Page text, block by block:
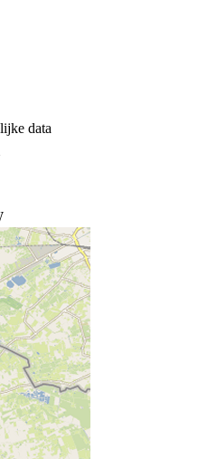
data